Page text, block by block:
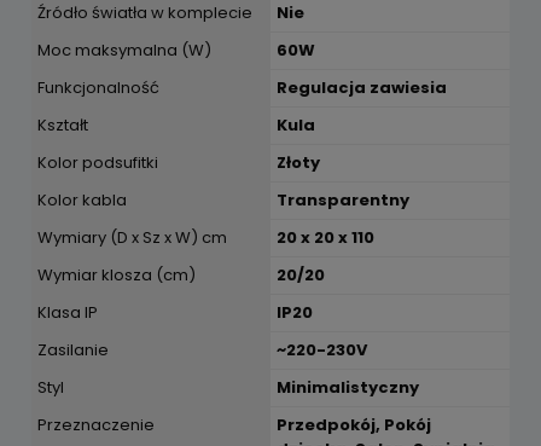
Źródło światła w komplecie
Nie
Moc maksymalna (W)
60W
Funkcjonalność
Regulacja zawiesia
Kształt
Kula
Kolor podsufitki
Złoty
Kolor kabla
Transparentny
Wymiary (D x Sz x W) cm
20 x 20 x 110
Wymiar klosza (cm)
20/20
Klasa IP
IP20
Zasilanie
~220-230V
Styl
Minimalistyczny
Przeznaczenie
Przedpokój, Pokój